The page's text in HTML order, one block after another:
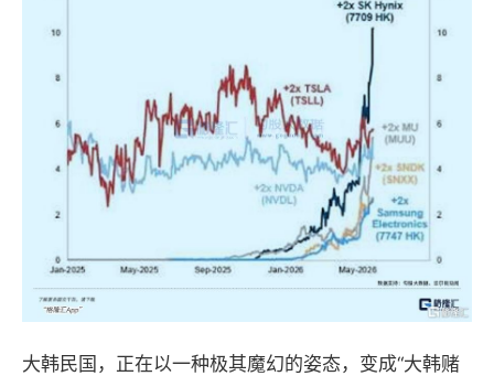
大韩民国，正在以一种极其魔幻的姿态，变成“大韩赌